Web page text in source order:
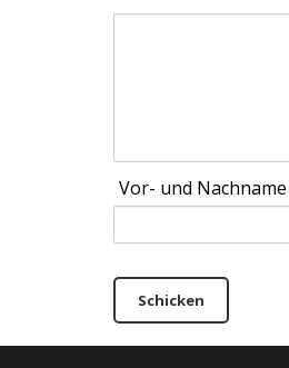
Vor- und Nachname
Schicken